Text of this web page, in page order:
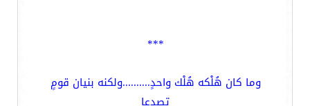
***
وما كان هُلْكه هُلْك واحدٍ..........ولكنه بنيان قومٍ
تصدعا